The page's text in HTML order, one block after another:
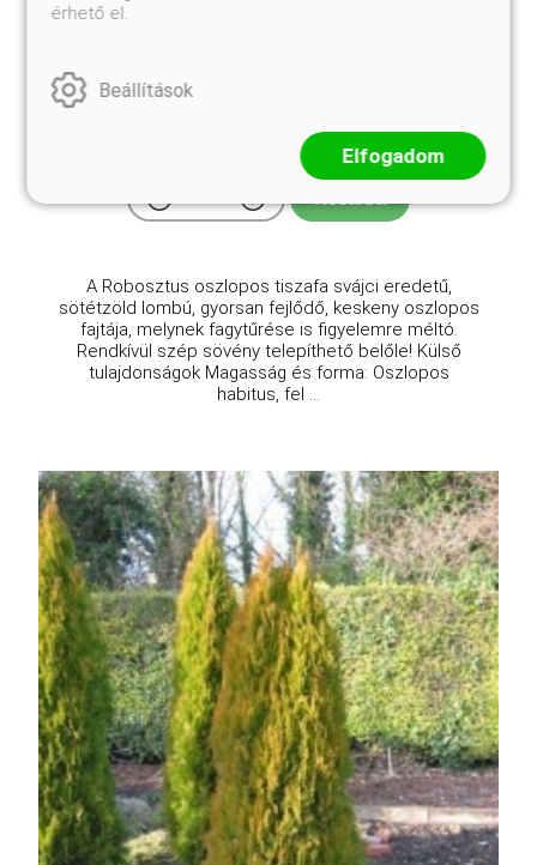
Taxus baccata 'Fastigiata Robusta'
Online ár
4 450 Ft
A Robosztus oszlopos tiszafa svájci eredetű,
sötétzöld lombú, gyorsan fejlődő, keskeny oszlopos
fajtája, melynek fagytűrése is figyelemre méltó.
Rendkívül szép sövény telepíthető belőle! Külső
tulajdonságok Magasság és forma: Oszlopos
habitus, fel ...
érhető el.
Beállítások
Elfogadom